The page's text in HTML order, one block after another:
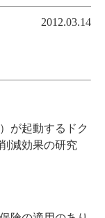
2012.03.14
が起動するドク
減効果の研究